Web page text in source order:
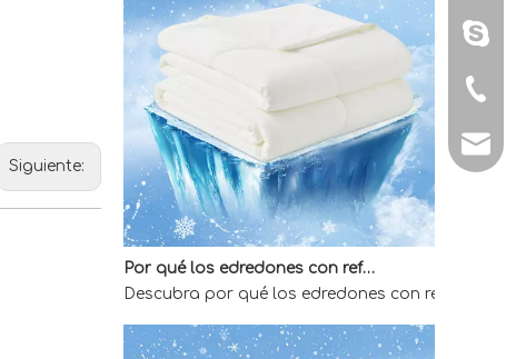
Siguiente:
Por qué los edredones con refrigeración directa de fábrica son la mejor opción para quienes duermen calientes
Descubra por qué los edredones con
Skype:
Tel: +
E-mail: